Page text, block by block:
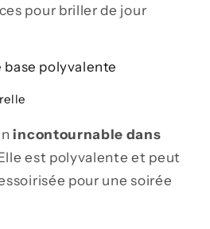
pour briller de jour
base polyvalente
incontournable dans
est polyvalente et peut
pour une soirée